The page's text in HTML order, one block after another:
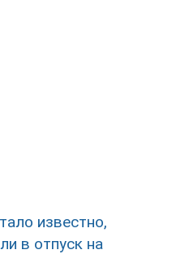
известно,
в отпуск на